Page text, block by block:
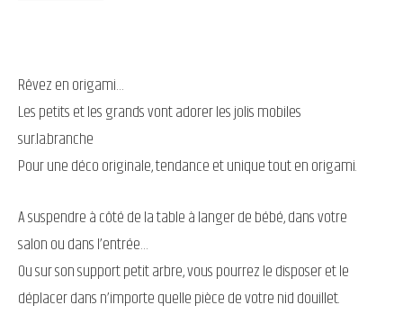
Rêvez en origami…
Les petits et les grands vont adorer les jolis mobiles
sur.la.branche
Pour une déco originale, tendance et unique tout en origami.
A suspendre à côté de la table à langer de bébé, dans votre
salon ou dans l’entrée…
Ou sur son support petit arbre, vous pourrez le disposer et le
déplacer dans n’importe quelle pièce de votre nid douillet.